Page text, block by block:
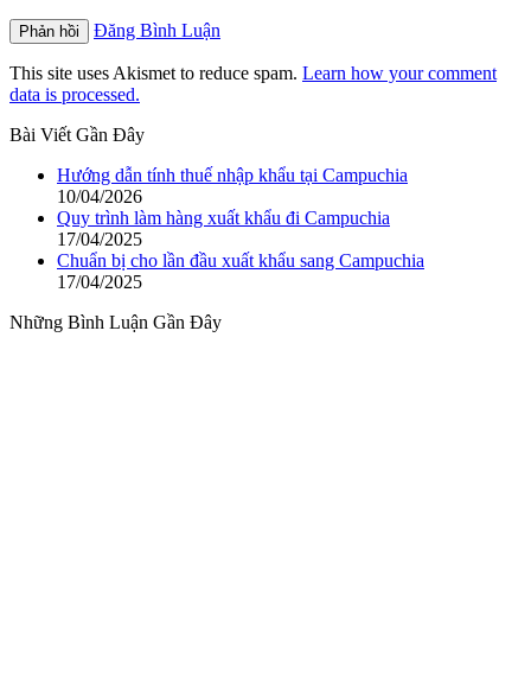
Đăng Bình Luận
This site uses Akismet to reduce spam. Learn how your comment
data is processed.
Bài Viết Gần Đây
Hướng dẫn tính thuế nhập khẩu tại Campuchia
10/04/2026
Quy trình làm hàng xuất khẩu đi Campuchia
17/04/2025
Chuẩn bị cho lần đầu xuất khẩu sang Campuchia
17/04/2025
Những Bình Luận Gần Đây